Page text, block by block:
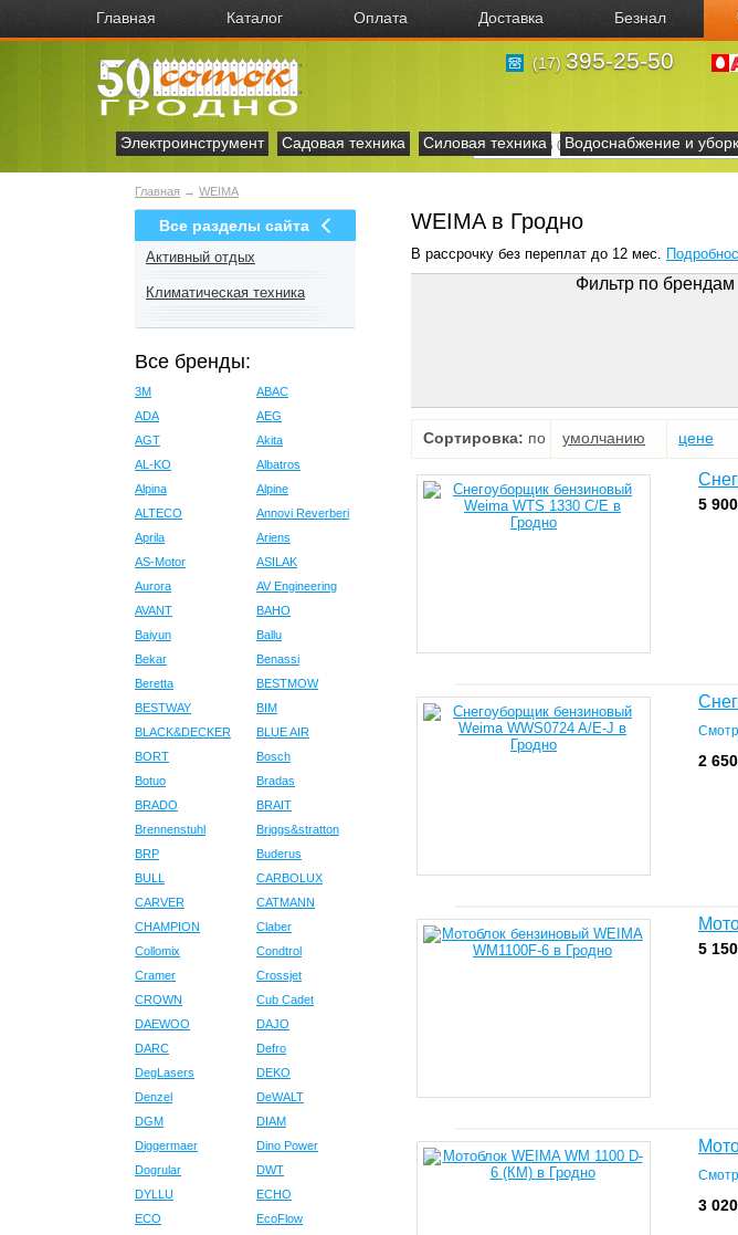
Главная Каталог Оплата Доставка Безнал
(17) 395-25-50
Электроинструмент Садовая техника Силовая техника Водоснабжение и
Главная → WEIMA
Все разделы сайта
Активный отдых
Климатическая техника
Все бренды:
3M
ABAC
ADA
AEG
AGT
Akita
AL-KO
Albatros
Alpina
Alpine
ALTECO
Annovi Reverberi
Aprila
Ariens
AS-Motor
ASILAK
Aurora
AV Engineering
AVANT
BAHO
Baiyun
Ballu
Bekar
Benassi
Beretta
BESTMOW
BESTWAY
BIM
BLACK&DECKER
BLUE AIR
BORT
Bosch
Botuo
Bradas
BRADO
BRAIT
Brennenstuhl
Briggs&stratton
BRP
Buderus
BULL
CARBOLUX
CARVER
CATMANN
CHAMPION
Claber
Collomix
Condtrol
Cramer
Crossjet
CROWN
Cub Cadet
DAEWOO
DAJO
DARC
Defro
DegLasers
DEKO
Denzel
DeWALT
DGM
DIAM
Diggermaer
Dino Power
Dogrular
DWT
DYLLU
ECHO
ECO
EcoFlow
WEIMA в Гродно
В рассрочку без переплат до 12 мес.
Фильтр по брендам
Сортировка: по умолчанию цене
5
2
5
3